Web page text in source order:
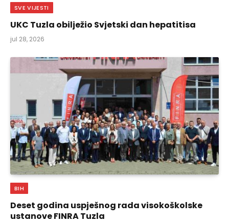
SVE VIJESTI
UKC Tuzla obilježio Svjetski dan hepatitisa
jul 28, 2026
BIH
Deset godina uspješnog rada visokoškolske
ustanove FINRA Tuzla